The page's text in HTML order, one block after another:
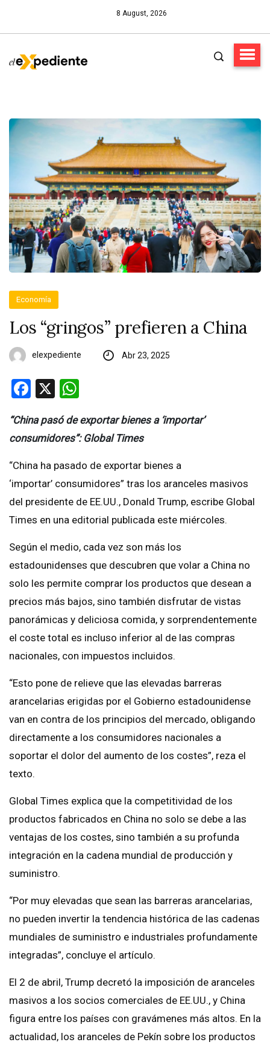
8 August, 2026
Economía
Los “gringos” prefieren a China
elexpediente Abr 23, 2025
Facebook
X
“China pasó de exportar bienes a ‘importar’
consumidores”: Global Times
“China ha pasado de exportar bienes a
‘importar’ consumidores” tras los aranceles masivos
del presidente de EE.UU., Donald Trump, escribe Global
Times en una editorial publicada este miércoles.
Según el medio, cada vez son más los
estadounidenses que descubren que volar a China no
solo les permite comprar los productos que desean a
precios más bajos, sino también disfrutar de vistas
panorámicas y deliciosa comida, y sorprendentemente
el coste total es incluso inferior al de las compras
nacionales, con impuestos incluidos.
“Esto pone de relieve que las elevadas barreras
arancelarias erigidas por el Gobierno estadounidense
van en contra de los principios del mercado, obligando
directamente a los consumidores nacionales a
soportar el dolor del aumento de los costes”, reza el
texto.
Global Times explica que la competitividad de los
productos fabricados en China no solo se debe a las
ventajas de los costes, sino también a su profunda
integración en la cadena mundial de producción y
suministro.
“Por muy elevadas que sean las barreras arancelarias,
no pueden invertir la tendencia histórica de las cadenas
mundiales de suministro e industriales profundamente
integradas”, concluye el artículo.
El 2 de abril, Trump decretó la imposición de aranceles
masivos a los socios comerciales de EE.UU., y China
figura entre los países con gravámenes más altos. En la
actualidad, los aranceles de Pekín sobre los productos